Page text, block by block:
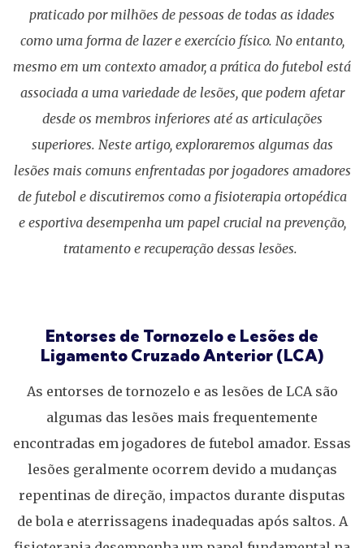
praticado por milhões de pessoas de todas as idades
como uma forma de lazer e exercício físico. No entanto,
mesmo em um contexto amador, a prática do futebol está
associada a uma variedade de lesões, que podem afetar
desde os membros inferiores até as articulações
superiores. Neste artigo, exploraremos algumas das
lesões mais comuns enfrentadas por jogadores amadores
de futebol e discutiremos como a fisioterapia ortopédica
e esportiva desempenha um papel crucial na prevenção,
tratamento e recuperação dessas lesões.
Entorses de Tornozelo e Lesões de
Ligamento Cruzado Anterior (LCA)
As entorses de tornozelo e as lesões de LCA são
algumas das lesões mais frequentemente
encontradas em jogadores de futebol amador. Essas
lesões geralmente ocorrem devido a mudanças
repentinas de direção, impactos durante disputas
de bola e aterrissagens inadequadas após saltos. A